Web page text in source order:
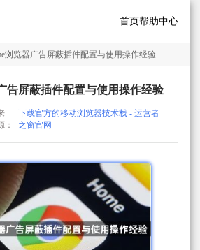
首页帮助中心
浏览器广告屏蔽插件配置与使用操作经验
告屏蔽插件配置与使用操作经验
：
下载官方的移动浏览器技术栈 - 运营者
之窗官网